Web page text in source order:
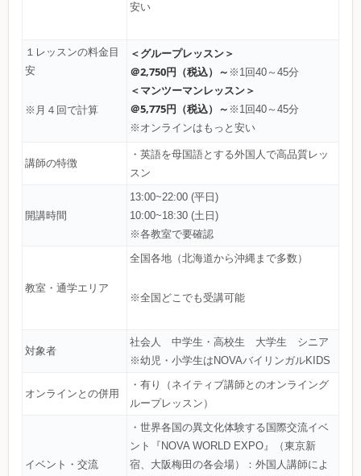
安い
１レッスンの料金目
安
※月４回で計算
＜グループレッスン＞
＠2,750円（税込）～ ※1回40～45分
＜マンツーマンレッスン＞
＠5,775円（税込）～ ※1回40～45分
※オンラインはもっと安い
講師の特徴
・英語を母国語とする外国人で高品質レッ
スン
開講時間
13:00~22:00 (平日)
10:00~18:30 (土日)
※各教室で要確認
教室・通学エリア
全国各地（北海道から沖縄まで多数）
※全国どこでも受講可能
対象者
社会人 中学生・高校生 大学生 シニア
※幼児・小学生はNOVAバイリンガルKIDS
オンラインとの併用
・有り（ネイティブ講師とのオンライング
ループレッスン）
イベント・交流
・世界各国の異文化体験する国際交流イベ
ント『NOVA WORLD EXPO』（東京新
宿、大阪梅田の各会場）：外国人講師によ